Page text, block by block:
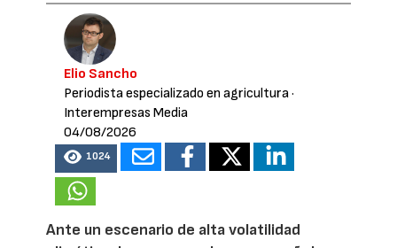
Elio Sancho
Periodista especializado en agricultura·
Interempresas Media
04/08/2026
1024
Ante un escenario de alta volatilidad